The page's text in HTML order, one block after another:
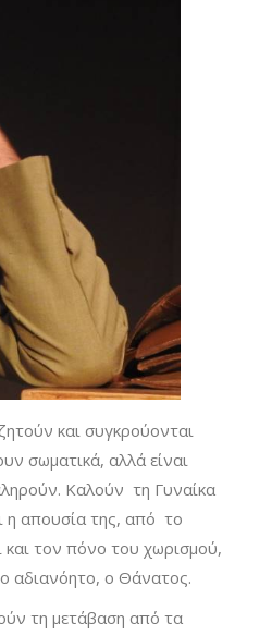
και συγκρούονται
σωματικά, αλλά είναι
Καλούν τη Γυναίκα
η απουσία της, από το
και τον πόνο του χωρισμού,
αδιανόητο, ο Θάνατος.
τη μετάβαση από τα